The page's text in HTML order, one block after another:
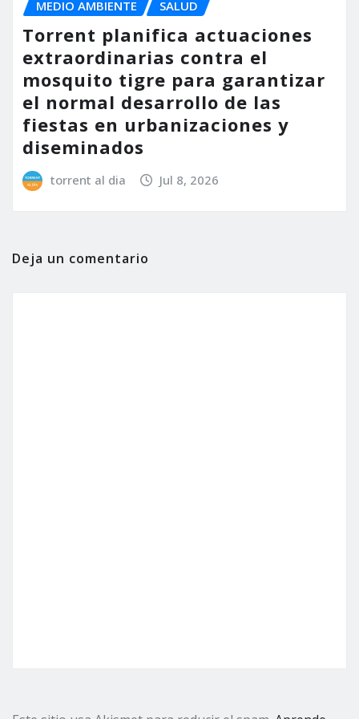
MEDIO AMBIENTE SALUD
Torrent planifica actuaciones
extraordinarias contra el
mosquito tigre para garantizar
el normal desarrollo de las
fiestas en urbanizaciones y
diseminados
torrent al dia Jul 8, 2026
Deja un comentario